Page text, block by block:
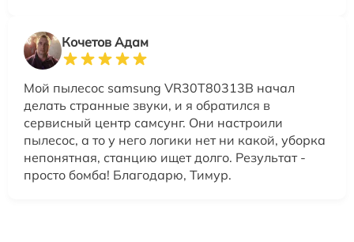
Кочетов Адам
Мой пылесос samsung VR30T80313B начал
делать странные звуки, и я обратился в
сервисный центр самсунг. Они настроили
пылесос, а то у него логики нет ни какой, уборка
непонятная, станцию ищет долго. Результат -
просто бомба! Благодарю, Тимур.